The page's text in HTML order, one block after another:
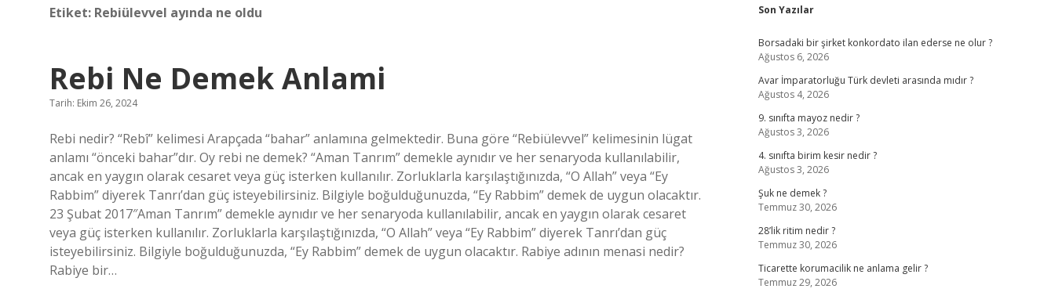
Etiket: Rebiülevvel ayında ne oldu
Rebi Ne Demek Anlami
Tarih: Ekim 26, 2024
Rebi nedir? “Rebî” kelimesi Arapçada “bahar” anlamına gelmektedir. Buna göre “Rebiülevvel” kelimesinin lügat
anlamı “önceki bahar”dır. Oy rebi ne demek? “Aman Tanrım” demekle aynıdır ve her senaryoda kullanılabilir,
ancak en yaygın olarak cesaret veya güç isterken kullanılır. Zorluklarla karşılaştığınızda, “O Allah” veya “Ey
Rabbim” diyerek Tanrı’dan güç isteyebilirsiniz. Bilgiyle boğulduğunuzda, “Ey Rabbim” demek de uygun olacaktır.
23 Şubat 2017″Aman Tanrım” demekle aynıdır ve her senaryoda kullanılabilir, ancak en yaygın olarak cesaret
veya güç isterken kullanılır. Zorluklarla karşılaştığınızda, “O Allah” veya “Ey Rabbim” diyerek Tanrı’dan güç
isteyebilirsiniz. Bilgiyle boğulduğunuzda, “Ey Rabbim” demek de uygun olacaktır. Rabiye adının menasi nedir?
Rabiye bir…
Sidebar
Son Yazılar
Borsadaki bir şirket konkordato ilan ederse ne olur ?
Ağustos 6, 2026
Avar İmparatorluğu Türk devleti arasında mıdır ?
Ağustos 4, 2026
9. sınıfta mayoz nedir ?
Ağustos 3, 2026
4. sınıfta birim kesir nedir ?
Ağustos 3, 2026
Şuk ne demek ?
Temmuz 30, 2026
28’lik ritim nedir ?
Temmuz 30, 2026
Ticarette korumacilik ne anlama gelir ?
Temmuz 29, 2026